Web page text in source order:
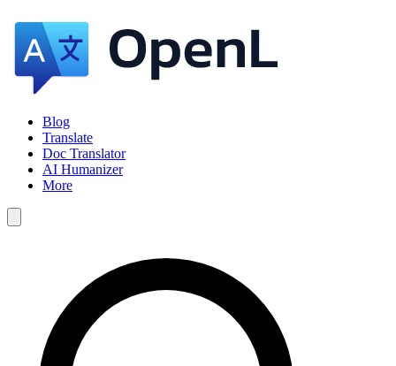
Blog
Translate
Doc Translator
AI Humanizer
More